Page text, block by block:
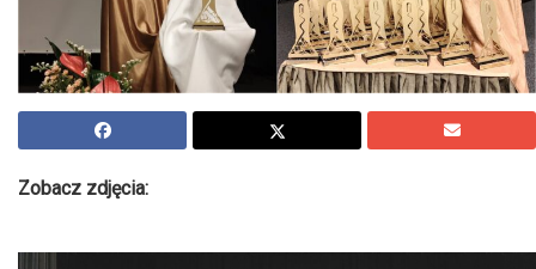
Zobacz zdjęcia: